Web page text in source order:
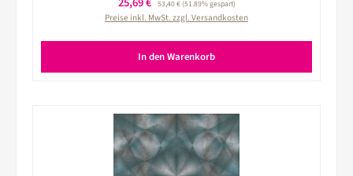
53,40 €(51.89% gespart)
Preise inkl. MwSt. zzgl. Versandkosten
In den Warenkorb